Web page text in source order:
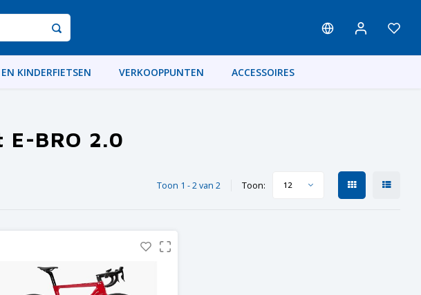
KINDERFIETSEN VERKOOPPUNTEN ACCESSOIRES
BRO 2.0
Toon 1 - 2 van 2 Toon: 12